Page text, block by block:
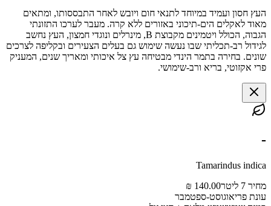
העץ חסון ועמיד במיוחד לתנאי חום ויובש לאחר התבססותו, ומתאים
מאוד לאקלים הים-תיכוני באזורים ללא קרה. מעבר לערכו התזונתי
הגבוה, הכולל ויטמינים מקבוצת B, מינרלים ונוגדי חמצון, העץ נחשב
לגידול רב-תכליתי שבו נעשה שימוש גם בעלים הצעירים ובקליפה לצרכים
שונים. בחירה בתמר הינדי מבטיחה עץ צל איכותי ומאריך שנים, המעניק
פרי אקזוטי, בריא ורב-שימושי.
-
Tamarindus indica
מחיר 7 ליטר
140.00 ₪
עונת פריאוגוסט-ספטמבר